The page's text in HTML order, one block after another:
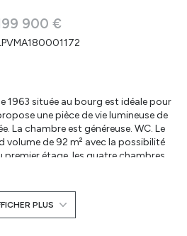
900 €
1963 située au bourg est idéale pour
une pièce de vie lumineuse de
La chambre est généreuse. WC. Le
volume de 92 m² avec la possibilité
étage, les quatre chambres
des coûts annuels d'énergie du
LE PLUS : possibilité de division du
PLUS